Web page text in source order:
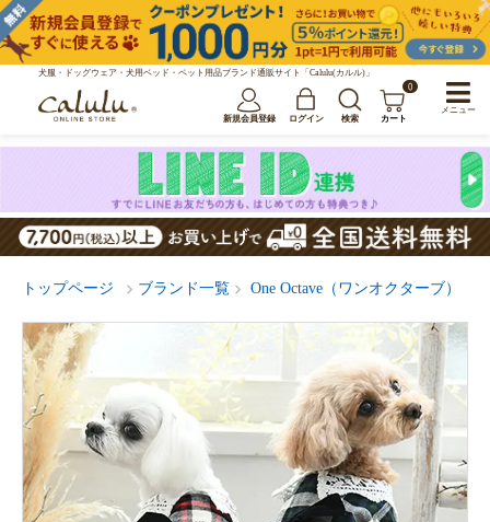
犬服・ドッグウェア・犬用ベッド・ペット用品ブランド通販サイト「Calulu(カルル)」
新規会員登録 ログイン 検索
0
カート
トップページ ブランド一覧 One Octave（ワンオクターブ）
メニュー